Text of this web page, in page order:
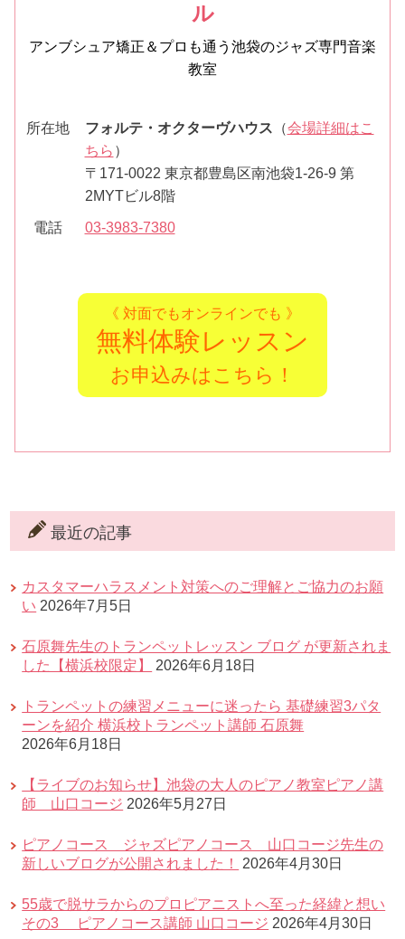
ル
アンブシュア矯正＆プロも通う池袋のジャズ専門音楽
教室
所在地 フォルテ・オクターヴハウス （会場詳細はこ
ちら ）
〒171-0022 東京都豊島区南池袋1-26-9 第
2MYTビル8階
電話 03-3983-7380
《 対面でもオンラインでも 》
無料体験レッスン
お申込みはこちら！
最近の記事
カスタマーハラスメント対策へのご理解とご協力のお願
い 2026年7月5日
石原舞先生のトランペットレッスン ブログ が更新されま
した【横浜校限定】
2026年6月18日
トランペットの練習メニューに迷ったら 基礎練習3パタ
ーンを紹介 横浜校トランペット講師 石原舞
2026年6月18日
【ライブのお知らせ】池袋の大人のピアノ教室ピアノ講
師 山口コージ 2026年5月27日
ピアノコース ジャズピアノコース 山口コージ先生の
新しいブログが公開されました！
2026年4月30日
55歳で脱サラからのプロピアニストへ至った経緯と想い
その3 ピアノコース講師 山口コージ 2026年4月30日